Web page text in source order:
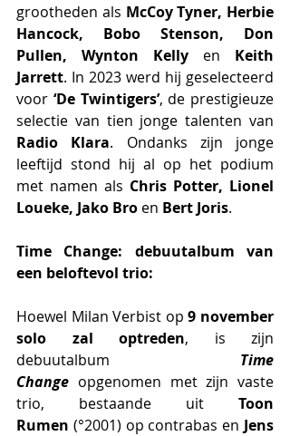
grootheden als McCoy Tyner, Herbie
Hancock, Bobo Stenson, Don
Pullen, Wynton Kelly en Keith
Jarrett. In 2023 werd hij geselecteerd
voor ‘De Twintigers’, de prestigieuze
Radio Klara. Ondanks zijn jonge
leeftijd stond hij al op het podium
met namen als Chris Potter, Lionel
Loueke, Jako Bro en Bert Joris.
Time Change: debuutalbum van
een beloftevol trio:
Hoewel Milan Verbist op 9 november
solo zal optreden, is zijn
debuutalbum Time
Change opgenomen met zijn vaste
trio, bestaande uit Toon
Rumen (°2001) op contrabas en Jens